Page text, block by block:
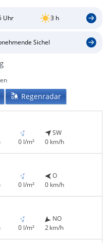
Uhr 3 h
Sichel
Regenradar
0 l/m²
SW
0 km/h
0 l/m²
O
0 km/h
0 l/m²
NO
2 km/h